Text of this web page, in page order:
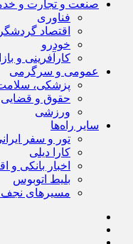
صنعت و تجارت و
فناوری
اقتصاد
خودرو
کارآفرینی و
عمومی و سرگرمی
پزشکی، سلامت
حقوق و قضایی
ورزشی
سایر راه‌ها
تور و سفر
کارا دیلی
اخبار بانکی و
بلیط اتوبوس
مسیرهای نجف